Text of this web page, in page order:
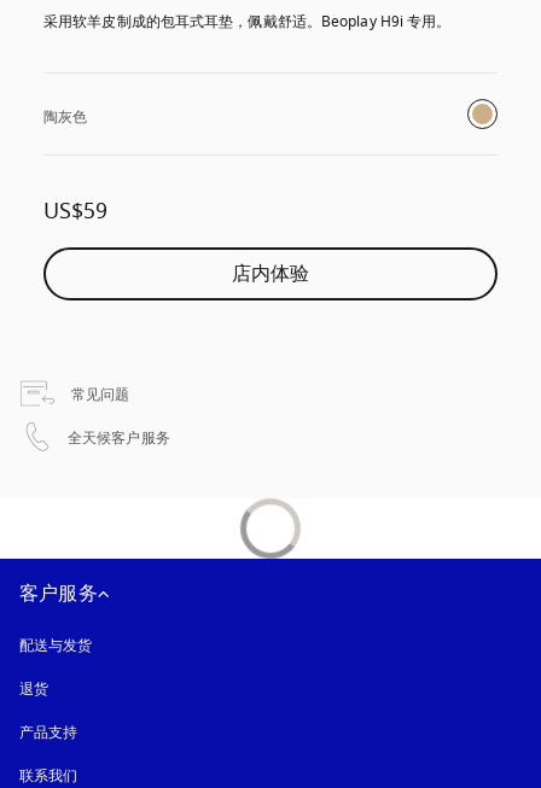
采用软羊皮制成的包耳式耳垫，佩戴舒适。Beoplay H9i 专用。
陶灰色
US$59
店内体验
常见问题
全天候客户服务
客户服务
配送与发货
退货
产品支持
联系我们